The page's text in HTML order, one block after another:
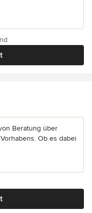
Beratung über
Ob es dabei